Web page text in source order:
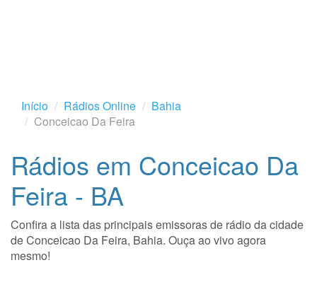
Início Rádios Online
Bahia
Conceicao Da Feira
Rádios em Conceicao Da
Feira - BA
Confira a lista das principais emissoras de rádio da cidade
de Conceicao Da Feira, Bahia. Ouça ao vivo agora
mesmo!